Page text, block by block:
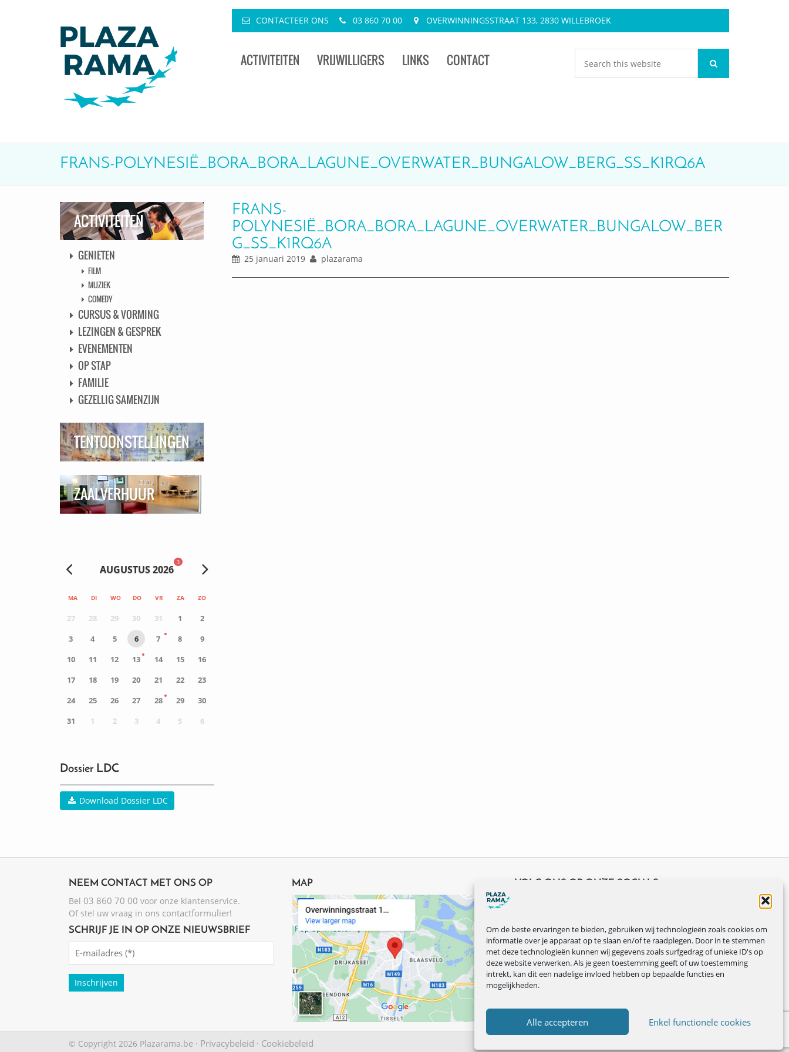
Om de beste ervaringen te bieden, gebruiken wij technologieën zoals cookies om
informatie over je apparaat op te slaan en/of te raadplegen. Door in te stemmen
met deze technologieën kunnen wij gegevens zoals surfgedrag of unieke ID's op
deze website verwerken. Als je geen toestemming geeft of uw toestemming
intrekt, kan dit een nadelige invloed hebben op bepaalde functies en
mogelijkheden.
Alle accepteren Enkel functionele cookies
CONTACTEER ONS 03 860 70 00 OVERWINNINGSSTRAAT 133, 2830 WILLEBROEK
ACTIVITEITEN VRIJWILLIGERS LINKS CONTACT
FRANS-POLYNESIË_BORA_BORA_LAGUNE_OVERWATER_BUNGALOW_BERG_SS_K1RQ6A
ACTIVITEITEN
GENIETEN
FILM
MUZIEK
COMEDY
CURSUS & VORMING
LEZINGEN & GESPREK
EVENEMENTEN
OP STAP
FAMILIE
GEZELLIG SAMENZIJN
TENTOONSTELLINGEN
ZAALVERHUUR
AUGUSTUS 2026
3
MA DI WO DO VR ZA ZO
27 28 29 30 31 1
2
3
4 5 6 7 8
9
10
11 12 13 14 15
16
17
18 19 20 21 22
23
24
25 26 27 28 29
30
31
1 2 3 4 5 6
Dossier LDC
Download Dossier LDC
FRANS-
POLYNESIË_BORA_BORA_LAGUNE_OVERWATER_BUNGALOW_BER
G_SS_K1RQ6A
25 januari 2019 plazarama
NEEM CONTACT MET ONS OP
Bel 03 860 70 00 voor onze klantenservice.
Of stel uw vraag in ons contactformulier!
SCHRIJF JE IN OP ONZE NIEUWSBRIEF
Emailadres
MAP VOLG ONS OP ONZE SOCIALS
© Copyright 2026 Plazarama.be · Privacybeleid · Cookiebeleid